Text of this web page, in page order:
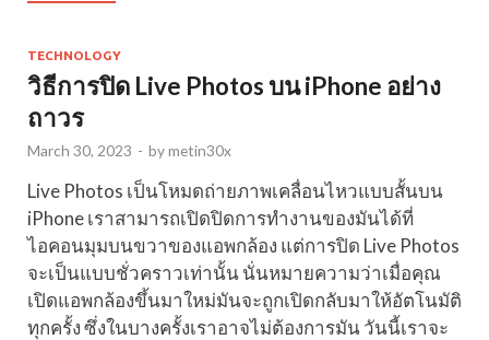
TECHNOLOGY
วิธีการปิด Live Photos บน iPhone อย่าง
ถาวร
March 30, 2023 - bymetin30x
Live Photos เป็นโหมดถ่ายภาพเคลื่อนไหวแบบสั้นบน
iPhone เราสามารถเปิดปิดการทำงานของมันได้ที่
ไอคอนมุมบนขวาของแอพกล้อง แต่การปิด Live Photos
จะเป็นแบบชั่วคราวเท่านั้น นั่นหมายความว่าเมื่อคุณ
เปิดแอพกล้องขึ้นมาใหม่มันจะถูกเปิดกลับมาให้อัตโนมัติ
ทุกครั้ง ซึ่งในบางครั้งเราอาจไม่ต้องการมัน วันนี้เราจะ